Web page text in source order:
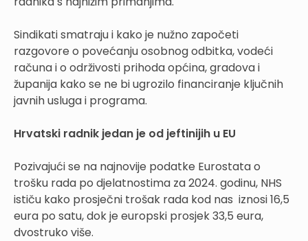
Sindikati smatraju i kako je nužno započeti
razgovore o povećanju osobnog odbitka, vodeći
računa i o održivosti prihoda općina, gradova i
županija kako se ne bi ugrozilo financiranje ključnih
javnih usluga i programa.
Hrvatski radnik jedan je od jeftinijih u EU
Pozivajući se na najnovije podatke Eurostata o
trošku rada po djelatnostima za 2024. godinu, NHS
ističu kako prosječni trošak rada kod nas iznosi 16,5
eura po satu, dok je europski prosjek 33,5 eura,
dvostruko više.